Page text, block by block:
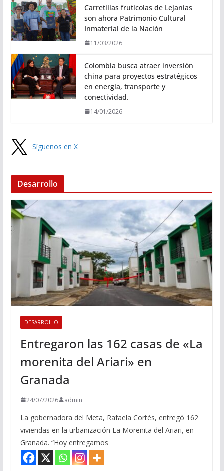
Carretillas frutícolas de Lejanías
son ahora Patrimonio Cultural
Inmaterial de la Nación
11/03/2026
Colombia busca atraer inversión
china para proyectos estratégicos
en energía, transporte y
conectividad.
14/01/2026
Síguenos en X
Desarrollo
DESARROLLO
Entregaron las 162 casas de «La
morenita del Ariari» en
Granada
24/07/2026 admin
La gobernadora del Meta, Rafaela Cortés, entregó 162
viviendas en la urbanización La Morenita del Ariari, en
Granada. “Hoy entregamos